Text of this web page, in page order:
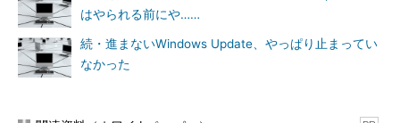
staged app cleanup」タスクを無効化します。または、コマンド
プロンプトを管理者として開いて、次のコマンドラインを実行し
ます。
"\Microsoft\Windows\AppxDeploymentClient\
はやられる前にや……
続・進まないWindows Update、やっぱり止まってい
なかった